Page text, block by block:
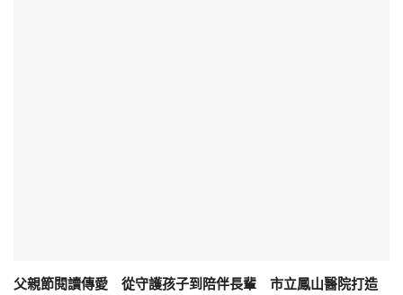
父親節閱讀傳愛 從守護孩子到陪伴長輩 市立鳳山醫院打造